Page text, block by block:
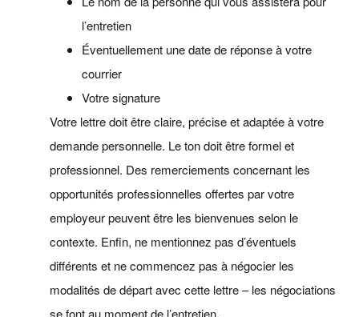
l’entretien
Éventuellement une date de réponse à votre
courrier
Votre signature
Votre lettre doit être claire, précise et adaptée à votre
demande personnelle. Le ton doit être formel et
professionnel. Des remerciements concernant les
opportunités professionnelles offertes par votre
employeur peuvent être les bienvenues selon le
contexte. Enfin, ne mentionnez pas d’éventuels
différents et ne commencez pas à négocier les
modalités de départ avec cette lettre – les négociations